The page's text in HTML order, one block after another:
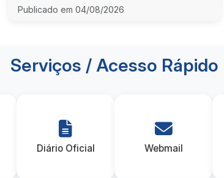
Publicado em 04/08/2026
Serviços / Acesso Rápido
Diário Oficial Webmail